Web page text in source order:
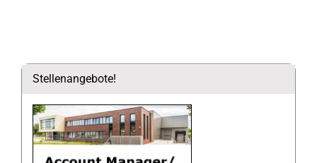
Stellenangebote!